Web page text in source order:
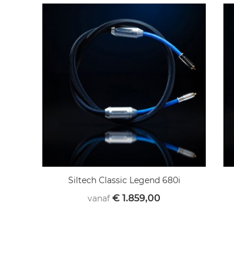
Siltech Classic Legend 680i
vanaf € 1.859,00